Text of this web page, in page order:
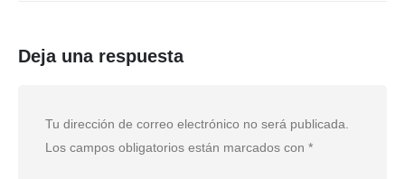
Deja una respuesta
Tu dirección de correo electrónico no será publicada.
Los campos obligatorios están marcados con *